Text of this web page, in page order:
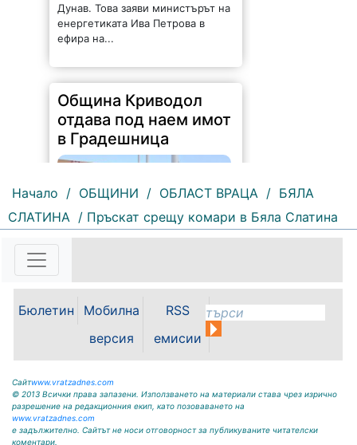
Дунав. Това заяви министърът на
енергетиката Ива Петрова в
ефира на...
Община Криводол
отдава под наем имот
в Градешница
ОБЩИНА КРИВОДОЛ ОБЛАСТ
ул.”Освобождение”№ 13, тел.
krivodol@mbox.is-bg.net ОБЯВА
На основание чл. 8, ал. 4,
Начало / ОБЩИНИ / ОБЛАСТ ВРАЦА / БЯЛА
СЛАТИНА / Пръскат срещу комари в Бяла Слатина
Бюлетин
Мобилна
версия
RSS
емисии
Сайтwww.vratzadnes.com
© 2013 Всички права запазени. Използването на материали става чрез изрично
разрешение на редакционния екип, като позоваването на
www.vratzadnes.com
е задължително. Сайтът не носи отговорност за публикуваните читателски
коментари.